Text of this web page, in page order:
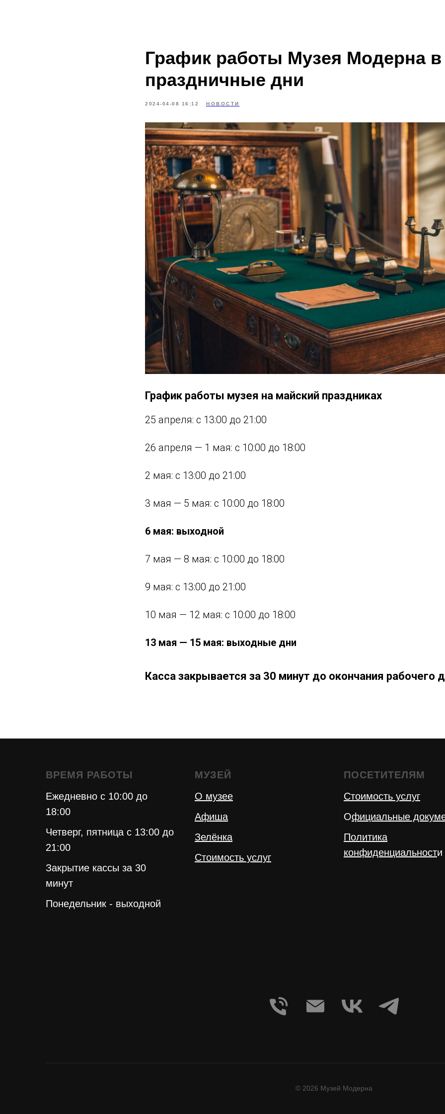
График работы Музея Модерна в
праздничные дни
2024-04-08 16:12 НОВОСТИ
График работы музея на майский праздниках
25 апреля: с 13:00 до 21:00
26 апреля — 1 мая: с 10:00 до 18:00
2 мая: с 13:00 до 21:00
3 мая — 5 мая: с 10:00 до 18:00
6 мая: выходной
7 мая — 8 мая: с 10:00 до 18:00
9 мая: с 13:00 до 21:00
10 мая — 12 мая: с 10:00 до 18:00
13 мая — 15 мая: выходные дни
Касса закрывается за 30 минут до окончания рабочего
ВРЕМЯ РАБОТЫ
Ежедневно с 10:00 до
18:00
Четверг, пятница с 13:00 до
21:00
Закрытие кассы за 30
минут
Понедельник - выходной
МУЗЕЙ
О музее
Афиша
Зелёнка
Стоимость услуг
ПОСЕТИТЕЛЯМ
Стоимость услуг
Официальные
Политика
конфиденциальности
© 2026 Музей Модерна